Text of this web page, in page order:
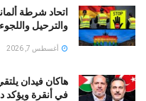
اتحاد شرطة
والترحيل
أغسطس 7, 2026
هاكان فيدان
في أنقرة ويؤكد